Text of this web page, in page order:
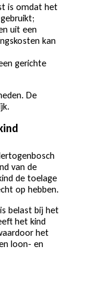
is omdat het
uit een
kan
gerichte
De
van de
de toelage
op hebben.
belast bij het
het kind
het
loon- en